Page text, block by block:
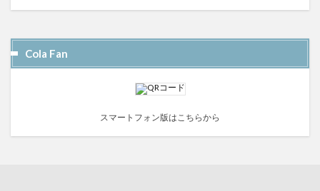
Cola Fan
スマートフォン版はこちらから